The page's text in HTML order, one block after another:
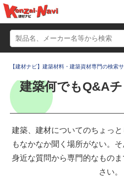
動画
かたなび
すまいリング
【建材ナビ】建築材料・建築資材専門の検索
建築何でもQ&A
建築、建材についてのちょっ
もなかなか聞く場所がない。
身近な質問から専門的なもの
さい。